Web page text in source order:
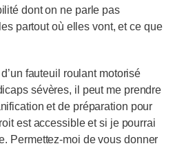
dont on ne parle pas
partout où elles vont, et ce que
fauteuil roulant motorisé
sévères, il peut me prendre
et de préparation pour
est accessible et si je pourrai
Permettez-moi de vous donner